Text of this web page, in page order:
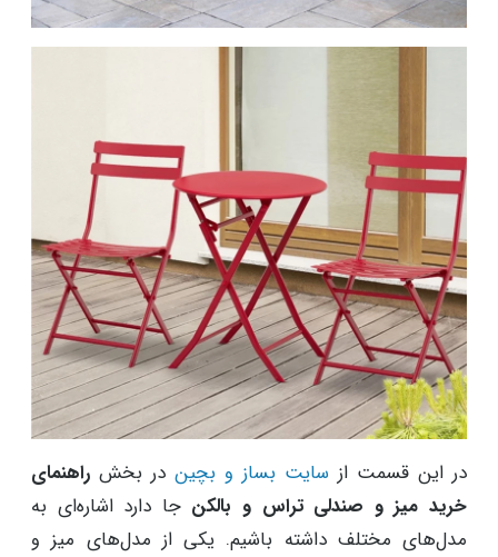
در این قسمت ازسایت بساز و بچیندر بخشراهنمای
خرید میز و صندلی تراس و بالکنجا دارد اشاره‌ای به
مدل‌های مختلف داشته باشیم. یکی از مدل‌های میز و